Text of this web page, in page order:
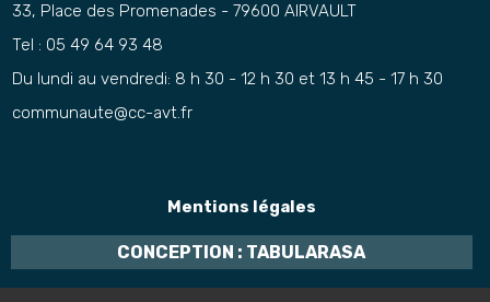
33, Place des Promenades - 79600 AIRVAULT
Tel : 05 49 64 93 48
Du lundi au vendredi: 8 h 30 - 12 h 30 et 13 h 45 - 17 h 30
communaute@cc-avt.fr
Mentions légales
CONCEPTION : TABULARASA